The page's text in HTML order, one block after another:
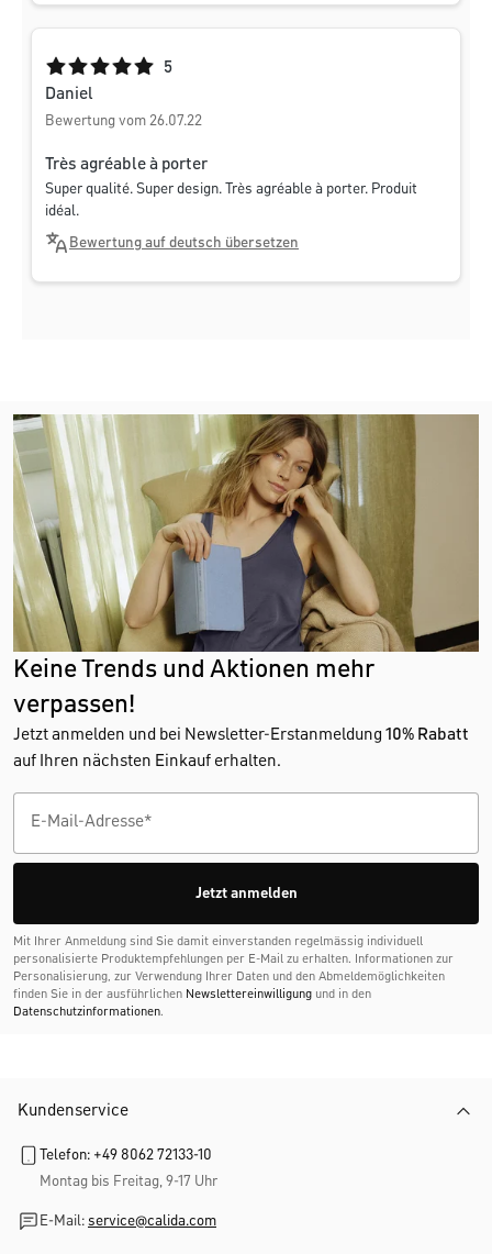
Durchschnittliche Bewertung von 5 von 5 Sternen
5
Daniel
Bewertung vom 26.07.22
Très agréable à porter
Super qualité. Super design. Très agréable à porter. Produit
idéal.
Bewertung auf deutsch übersetzen
Keine Trends und Aktionen mehr
verpassen!
Jetzt anmelden und bei Newsletter-Erstanmeldung 10% Rabatt
auf Ihren nächsten Einkauf erhalten.
Jetzt anmelden
Mit Ihrer Anmeldung sind Sie damit einverstanden regelmässig individuell
personalisierte Produktempfehlungen per E-Mail zu erhalten. Informationen zur
Personalisierung, zur Verwendung Ihrer Daten und den Abmelde­möglichkeiten
finden Sie in der ausführlichen Newslettereinwilligung und in den
Datenschutzinformationen.
Kundenservice
Telefon: +49 8062 72133-10
Montag bis Freitag, 9-17 Uhr
E-Mail: service@calida.com